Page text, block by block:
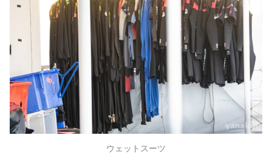
ウェットスーツ